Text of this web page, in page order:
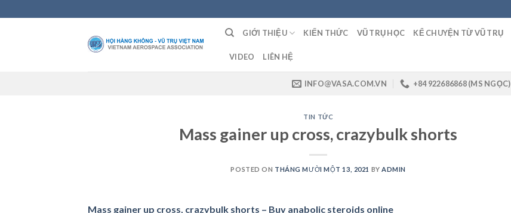
to
GIỚI THIỆU KIẾN THỨC VŨ TRỤ HỌC KỂ CHUYỆN TỪ VŨ TRỤ
VIDEO LIÊN HỆ
INFO@VASA.COM.VN +84 922686868 (MS NGỌC)
TIN TỨC
Mass gainer up cross, crazybulk shorts
POSTED ON THÁNG MƯỜI MỘT 13, 2021 BY ADMIN
Mass gainer up cross, crazybulk shorts – Buy anabolic steroids online